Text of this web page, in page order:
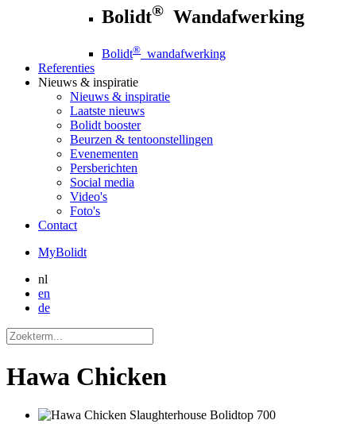
Bolidt® Wandafwerking
Bolidt® wandafwerking
Referenties
Nieuws & inspiratie
Nieuws & inspiratie
Laatste nieuws
Bolidt booster
Beurzen & tentoonstellingen
Evenementen
Persberichten
Social media
Video's
Foto's
Contact
MyBolidt
nl
en
de
Hawa Chicken